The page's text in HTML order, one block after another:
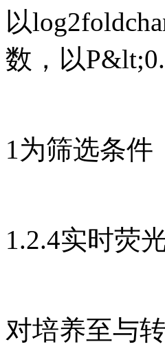
以
数，以
1为筛选条件
1.2.4实时荧
对培养至与